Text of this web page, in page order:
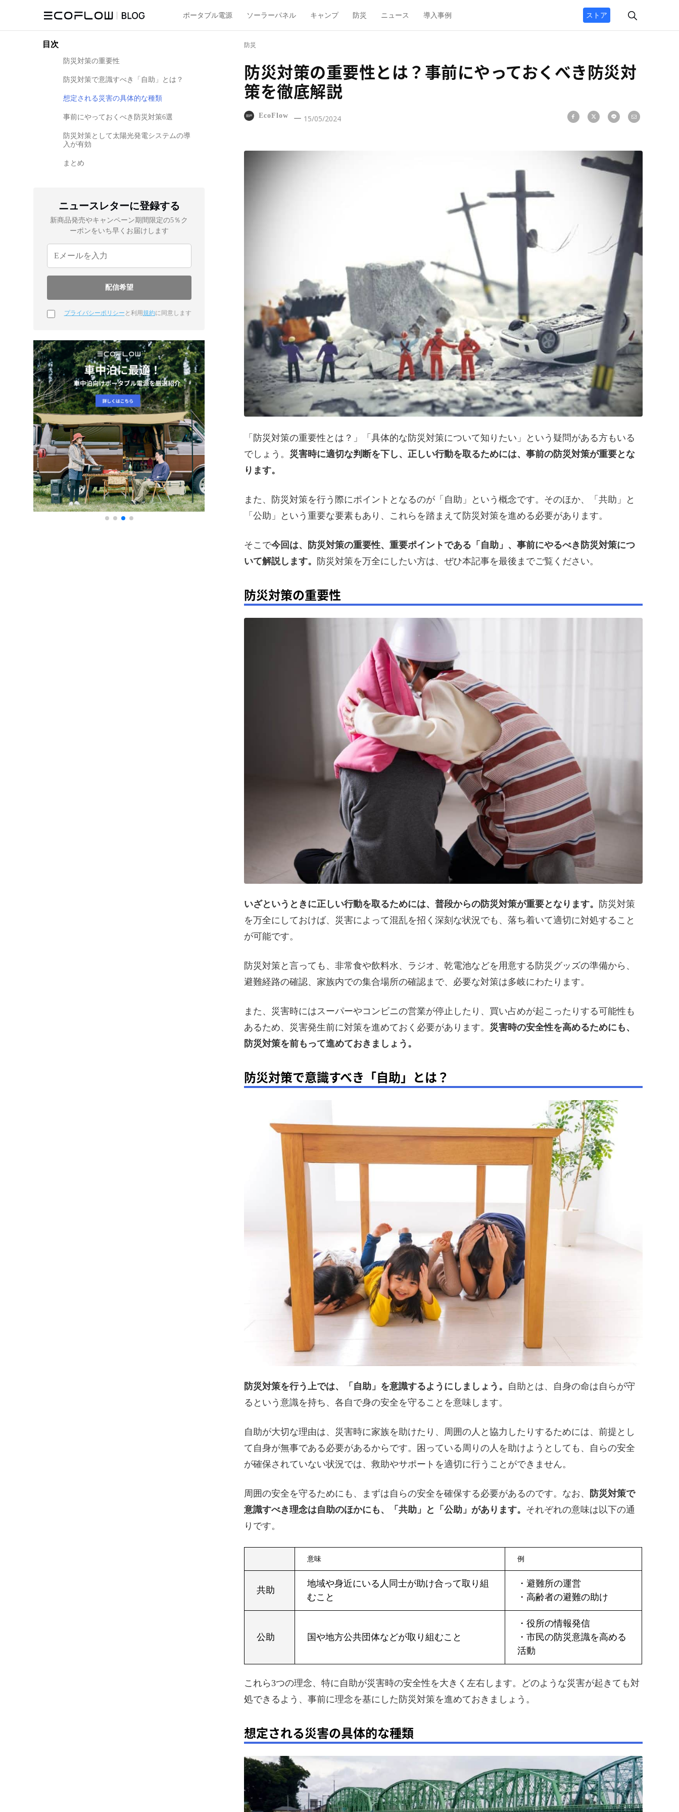
ポータブル電源 ソーラーパネル キャンプ 防災 ニュース 導入事例 ストア
目次
防災対策の重要性
防災対策で意識すべき「自助」とは？
想定される災害の具体的な種類
事前にやっておくべき防災対策6選
防災対策として太陽光発電システムの導
入が有効
まとめ
ニュースレターに登録する
新商品発売やキャンペーン期間限定の5％ク
ーポンをいち早くお届けします
プライバシーポリシー と利用規約に同意します
防災
防災対策の重要性とは？事前にやっておくべき防災対
策を徹底解説
EcoFlow 15/05/2024
「防災対策の重要性とは？」「具体的な防災対策について知りたい」という疑問がある方もいる
でしょう。 災害時に適切な判断を下し、正しい行動を取るためには、事前の防災対策が重要とな
ります。
また、防災対策を行う際にポイントとなるのが「自助」という概念です。そのほか、「共助」と
「公助」という重要な要素もあり、これらを踏まえて防災対策を進める必要があります。
そこで今回は、防災対策の重要性、重要ポイントである「自助」、事前にやるべき防災対策につ
いて解説します。
防災対策を万全にしたい方は、ぜひ本記事を最後までご覧ください。
防災対策の重要性
いざというときに正しい行動を取るためには、普段からの防災対策が重要となります。
防災対策
を万全にしておけば、災害によって混乱を招く深刻な状況でも、落ち着いて適切に対処すること
が可能です。
防災対策と言っても、非常食や飲料水、ラジオ、乾電池などを用意する防災グッズの準備から、
避難経路の確認、家族内での集合場所の確認まで、必要な対策は多岐にわたります。
また、災害時にはスーパーやコンビニの営業が停止したり、買い占めが起こったりする可能性も
あるため、災害発生前に対策を進めておく必要があります。 災害時の安全性を高めるためにも、
防災対策を前もって進めておきましょう。
防災対策で意識すべき「自助」とは？
防災対策を行う上では、「自助」を意識するようにしましょう。 自助とは、自身の命は自らが守
るという意識を持ち、各自で身の安全を守ることを意味します。
自助が大切な理由は、災害時に家族を助けたり、周囲の人と協力したりするためには、前提とし
て自身が無事である必要があるからです。困っている周りの人を助けようとしても、自らの安全
が確保されていない状況では、救助やサポートを適切に行うことができません。
周囲の安全を守るためにも、まずは自らの安全を確保する必要があるのです。なお、
防災対策で
意識すべき理念は自助のほかにも、「共助」と「公助」があります。 それぞれの意味は以下の通
りです。
意味 例
共助
地域や身近にいる人同士が助け合って取り組
むこと
・避難所の運営
・高齢者の避難の助け
公助 国や地方公共団体などが取り組むこと
・役所の情報発信
・市民の防災意識を高める
活動
これら3つの理念、特に自助が災害時の安全性を大きく左右します。どのような災害が起きても対
処できるよう、事前に理念を基にした防災対策を進めておきましょう。
想定される災害の具体的な種類